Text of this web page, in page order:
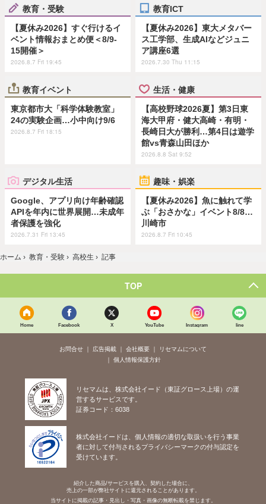
教育・受験
【夏休み2026】すぐ行けるイ
ベント情報おまとめ便＜8/9-
15開催＞
2026.8.7 Fri 19:45
教育ICT
【夏休み2026】東大メタバー
ス工学部、生成AIなどジュニ
ア講座6選
2026.7.30 Thu 11:15
教育イベント
東京都市大「科学体験教室」
24の実験企画…小中向け9/6
2026.8.7 Fri 18:15
生活・健康
【高校野球2026夏】第3日東
海大甲府・健大高崎・有明・
長崎日大が勝利…第4日は遊学
館vs青森山田ほか
2026.8.8 Sat 9:52
デジタル生活
Google、アプリ向け年齢確認
APIを年内に世界展開…未成年
者保護を強化
2026.7.31 Fri 13:45
趣味・娯楽
【夏休み2026】魚に触れて学
ぶ「おさかな」イベント8/8…
川崎市
2026.8.7 Fri 10:45
ホーム › 教育・受験 › 高校生 › 記事
TOP
Home Facebook X YouTube Instagram line
お問合せ 広告掲載 会社概要
リセマムについて
個人情報保護方針
リセマムは、株式会社イード（東証グロース上場）の運
営するサービスです。
証券コード：6038
株式会社イードは、個人情報の適切な取扱いを行う事業
者に対して付与されるプライバシーマークの付与認定を
受けています。
紹介した商品/サービスを購入、契約した場合に、
売上の一部が弊社サイトに還元されることがあります。
当サイトに掲載の記事・見出し・写真・画像の無断転載を禁じます。